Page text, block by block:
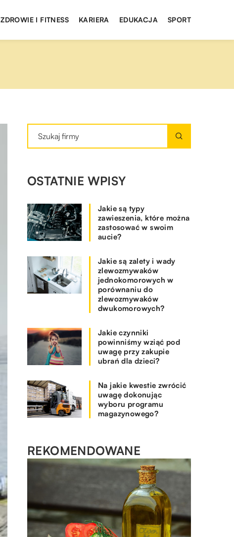
ZDROWIE I FITNESS KARIERA EDUKACJA SPORT
OSTATNIE WPISY
Jakie są typy
zawieszenia, które można
zastosować w swoim
aucie?
Jakie są zalety i wady
zlewozmywaków
jednokomorowych w
porównaniu do
zlewozmywaków
dwukomorowych?
Jakie czynniki
powinniśmy wziąć pod
uwagę przy zakupie
ubrań dla dzieci?
Na jakie kwestie zwrócić
uwagę dokonując
wyboru programu
magazynowego?
REKOMENDOWANE